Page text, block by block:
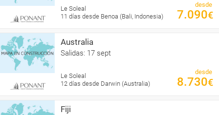
Le Soleal
11 días desde Benoa (Bali, Indonesia)
desde
7.090€
Australia
Salidas: 17 sept
Le Soleal
12 días desde Darwin (Australia)
desde
8.730€
Fiji